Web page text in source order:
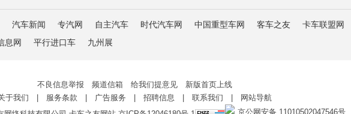
汽车新闻 专汽网 自主汽车 时代汽车网 中国重型车网 客车之友 卡车联盟网
息网
平行进口车 九州展
不良信息举报 频道信箱 给我们提意见 新版首页上线
于我们
服务条款 广告服务 招聘信息 联系我们
网站导航
京公网安备 11010502047546号